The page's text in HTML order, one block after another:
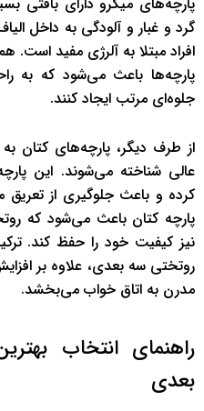
گرد و غبار و آلودگی به داخل
افراد مبتلا به آلرژی مفید
پارچه‌ها باعث می‌شود که به
جلوه‌ای مرتب ایجاد کنند.
از طرف دیگر، پارچه‌های کتان
عالی شناخته می‌شوند. این
کرده و باعث جلوگیری از تعریق
پارچه کتان باعث می‌شود که
نیز کیفیت خود را حفظ کند.
روتختی سه بعدی، علاوه بر
مدرن به اتاق خواب می‌بخشد.
راهنمای انتخاب
بعدی